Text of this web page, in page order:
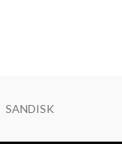
SANDISK